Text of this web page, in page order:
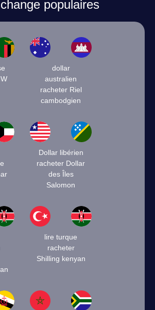
populaires
dollar
australien
racheter Riel
cambodgien
Dollar libérien
racheter Dollar
des Îles
Salomon
lire turque
racheter
Shilling kenyan